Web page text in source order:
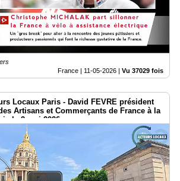
France | 11-05-2026 | Vu 37029 fois
Locaux Paris - David FEVRE président
Artisans et Commerçants de France à la
le 2 mai 2026